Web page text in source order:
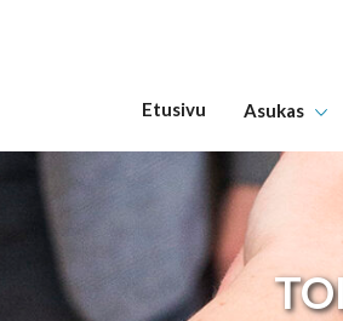
Etusivu Asukas